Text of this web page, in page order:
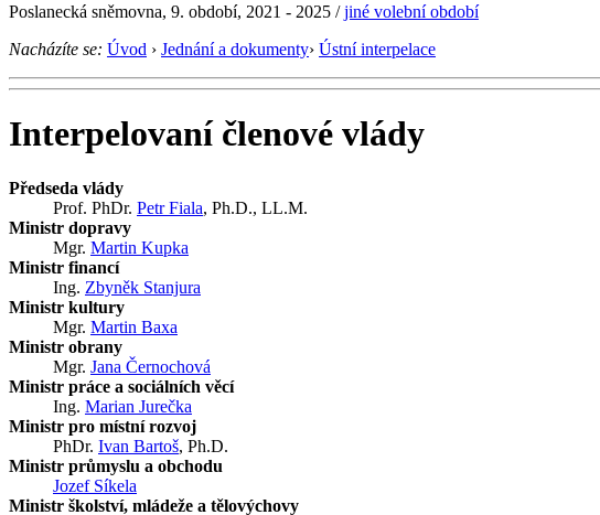
Poslanecká sněmovna, 9. období, 2021 - 2025 /jiné volební období
Nacházíte se: Úvod › Jednání a dokumenty› Ústní interpelace
Interpelovaní členové vlády
Předseda vlády
Prof. PhDr. Petr Fiala, Ph.D., LL.M.
Ministr dopravy
Mgr. Martin Kupka
Ministr financí
Ing. Zbyněk Stanjura
Ministr kultury
Mgr. Martin Baxa
Ministr obrany
Mgr. Jana Černochová
Ministr práce a sociálních věcí
Ing. Marian Jurečka
Ministr pro místní rozvoj
PhDr. Ivan Bartoš, Ph.D.
Ministr průmyslu a obchodu
Jozef Síkela
Ministr školství, mládeže a tělovýchovy